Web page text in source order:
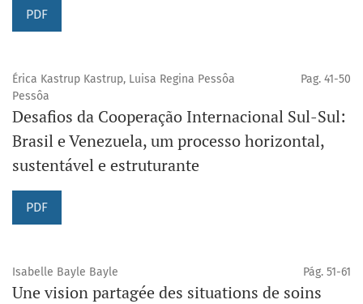
PDF
Érica Kastrup Kastrup, Luisa Regina Pessôa
Pessôa
Pag. 41-50
Desafios da Cooperação Internacional Sul-Sul:
Brasil e Venezuela, um processo horizontal,
sustentável e estruturante
PDF
Isabelle Bayle Bayle Pág. 51-61
Une vision partagée des situations de soins